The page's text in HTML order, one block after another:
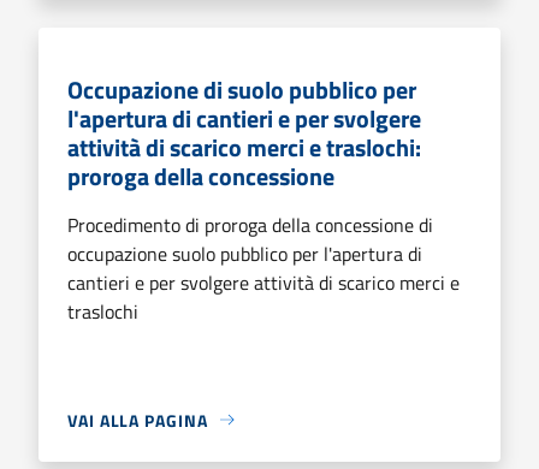
Occupazione di suolo pubblico per
l'apertura di cantieri e per svolgere
attività di scarico merci e traslochi:
proroga della concessione
Procedimento di proroga della concessione di
occupazione suolo pubblico per l'apertura di
cantieri e per svolgere attività di scarico merci e
traslochi
VAI ALLA PAGINA